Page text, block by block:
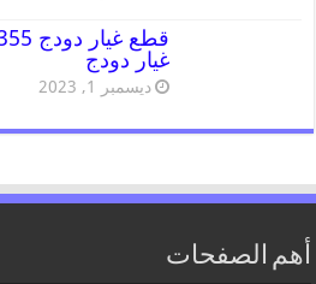
غيار دودج
ديسمبر 1, 2023
أهم الصفحات